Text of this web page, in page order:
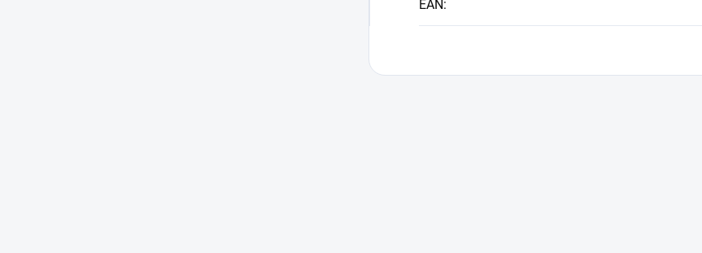
EAN: